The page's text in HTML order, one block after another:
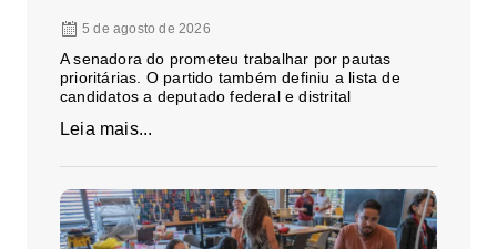
5 de agosto de 2026
A senadora do prometeu trabalhar por pautas
prioritárias. O partido também definiu a lista de
candidatos a deputado federal e distrital
Leia mais...